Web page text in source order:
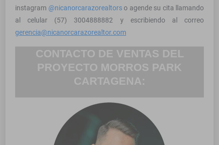
instagram @nicanorcarazorealtorso agende su cita llamando
al celular (57) 3004888882 y escribiendo al correo
gerencia@nicanorcarazorealtor.com
CONTACTO DE VENTAS DEL
PROYECTO MORROS PARK
CARTAGENA: